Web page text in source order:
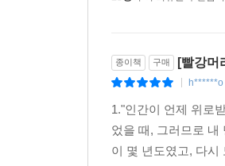
나는 내가 생의 마지막
변했다는 건 뭔가 끊임
않은 일을 하기 위해 용
---「마지막의 마지막까
계획이었음을 알게 되
상황에서도 앤은 “저요,
있다는 건 참 좋은 일이
된다. 그렇게 앤이 프린
사건을 연발하는 앤. 절
종이책 구매 [빨강머
h******o
1."인간이 언제 위로
었을 때, 그러므로 내
이 몇 년도였고, 다